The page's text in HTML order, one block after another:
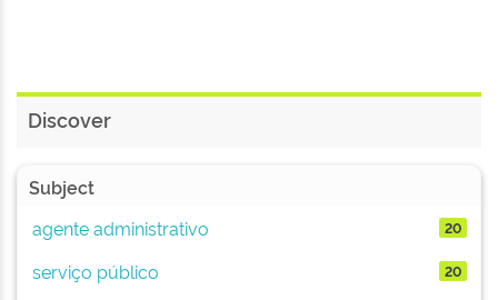
Discover
Subject
agente administrativo
20
serviço público 20